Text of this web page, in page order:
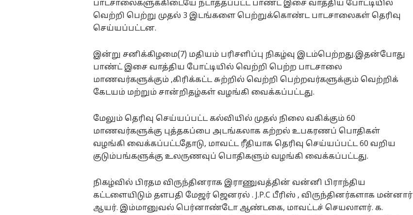
பாடசாலைகளுக்கிடையே நடாத்தப்பட்ட பாண்ட் இசை வாத்திய போட்டியில்
வெற்றி பெற்று முதல் 3 இடங்களை பெற்றுக்கொண்ட பாடசாலைகள் தெரிவு
செய்யப்பட்டன.
இன்று சனிக்கிழமை(7) மதியம் பரிசளிப்பு நிகழ்வு இடம்பெற்றது.இதன்போது
பாண்ட் இசை வாத்திய போட்டியில் வெற்றி பெற்ற பாடசாலை
மாணவர்களுக்கும் ,கிரிக்கட்ட சுற்றில் வெற்றி பெற்றவர்களுக்கும் வெற்றிக்
கேடயம் மற்றும் சான்றிதழ்கள் வழங்கி வைக்கப்பட்டது.
மேலும் தெரிவு செய்யப்பட்ட கல்வியில் முதல் நிலை வகிக்கும் 60
மாணவர்களுக்கு புத்தகப்பை அடங்கலாக கற்றல் உபகரணப் பொதிகள்
வழங்கி வைக்கப்பட்டதோடு, மாவட்ட ரீதியாக தெரிவு செய்யப்பட்ட 60 வறிய
குடும்பங்களுக்கு உலருணவுப் பொதிகளும் வழங்கி வைக்கப்பட்டது.
நிகழ்வில் பிரதம விருந்தினராக இராணுவத்தின் வன்னி பிராந்திய
கட்டளையிடும் தளபதி மேஜர் ஜெனரல் . J.P.C பீரிஸ் , விருந்தினர்களாக மன்னார்
ஆயர். இம்மானுவல் பெர்னாண்டோ ஆண்டகை, மாவட்டச் செயலாளர். க.